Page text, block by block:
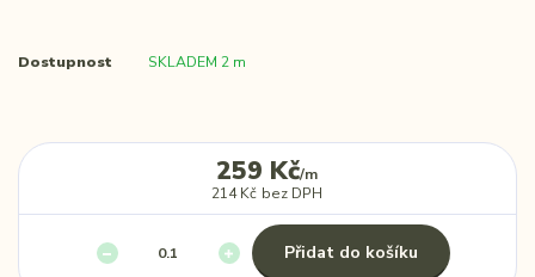
Dostupnost SKLADEM 2 m
259 Kč/m
214 Kč bez DPH
Přidat do košíku